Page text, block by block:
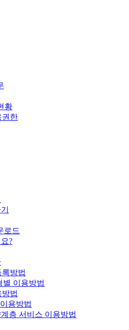
황
권한
로드
?
방법
별 이용방법
법
용방법
층 서비스 이용방법